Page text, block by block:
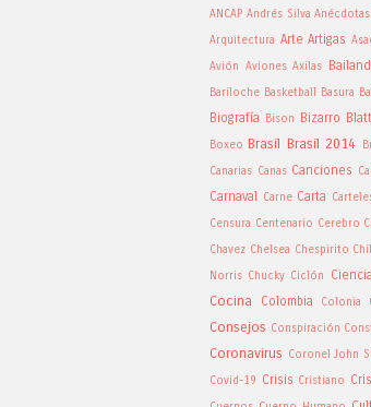
ANCAP Andrés Silva Anécdotas
Arquitectura Arte Artigas
Avión Aviones Axilas
Bariloche Basketball Basura
Biografía Bison Bizarro
Boxeo Brasil Brasil 2014
Canarias Canas Canciones
Carnaval Carne Carta
Censura Centenario Cerebro
Chavez Chelsea Chespirito
Norris Chucky Ciclón Ciencia
Cocina Colombia Colonia
Consejos Conspiración
Coronavirus Coronel John
Covid-19 Crisis Cristiano